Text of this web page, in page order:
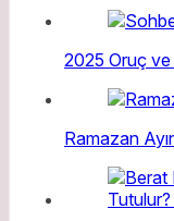
2025 Oruç ve
Ramazan